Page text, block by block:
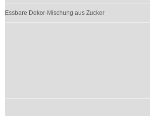
Essbare Dekor-Mischung aus Zucker